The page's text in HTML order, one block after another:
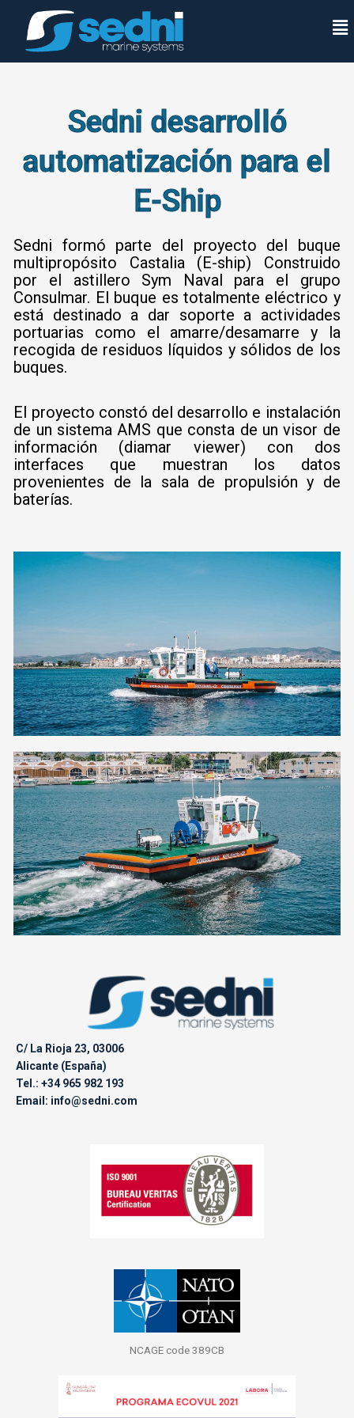
contenido
Sedni desarrolló
automatización para el
E-Ship
Sedni formó parte del proyecto del buque
multipropósito Castalia (E-ship) Construido
por el astillero Sym Naval para el grupo
Consulmar. El buque es totalmente eléctrico y
está destinado a dar soporte a actividades
portuarias como el amarre/desamarre y la
recogida de residuos líquidos y sólidos de los
buques.
El proyecto constó del desarrollo e instalación
de un sistema AMS que consta de un visor de
información (diamar viewer) con dos
interfaces que muestran los datos
provenientes de la sala de propulsión y de
baterías.
C/ La Rioja 23, 03006
Alicante (España)
Tel.: +34 965 982 193
Email: info@sedni.com
NCAGE code 389CB